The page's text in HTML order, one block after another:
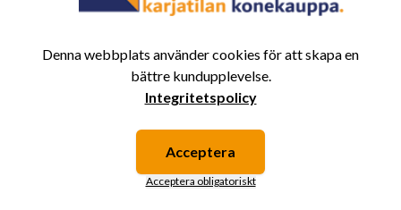
(0/5) Totalt 0 Recensioner
Denna webbplats använder cookies för att skapa en
bättre kundupplevelse.
Integritetspolicy
Acceptera
Acceptera obligatoriskt